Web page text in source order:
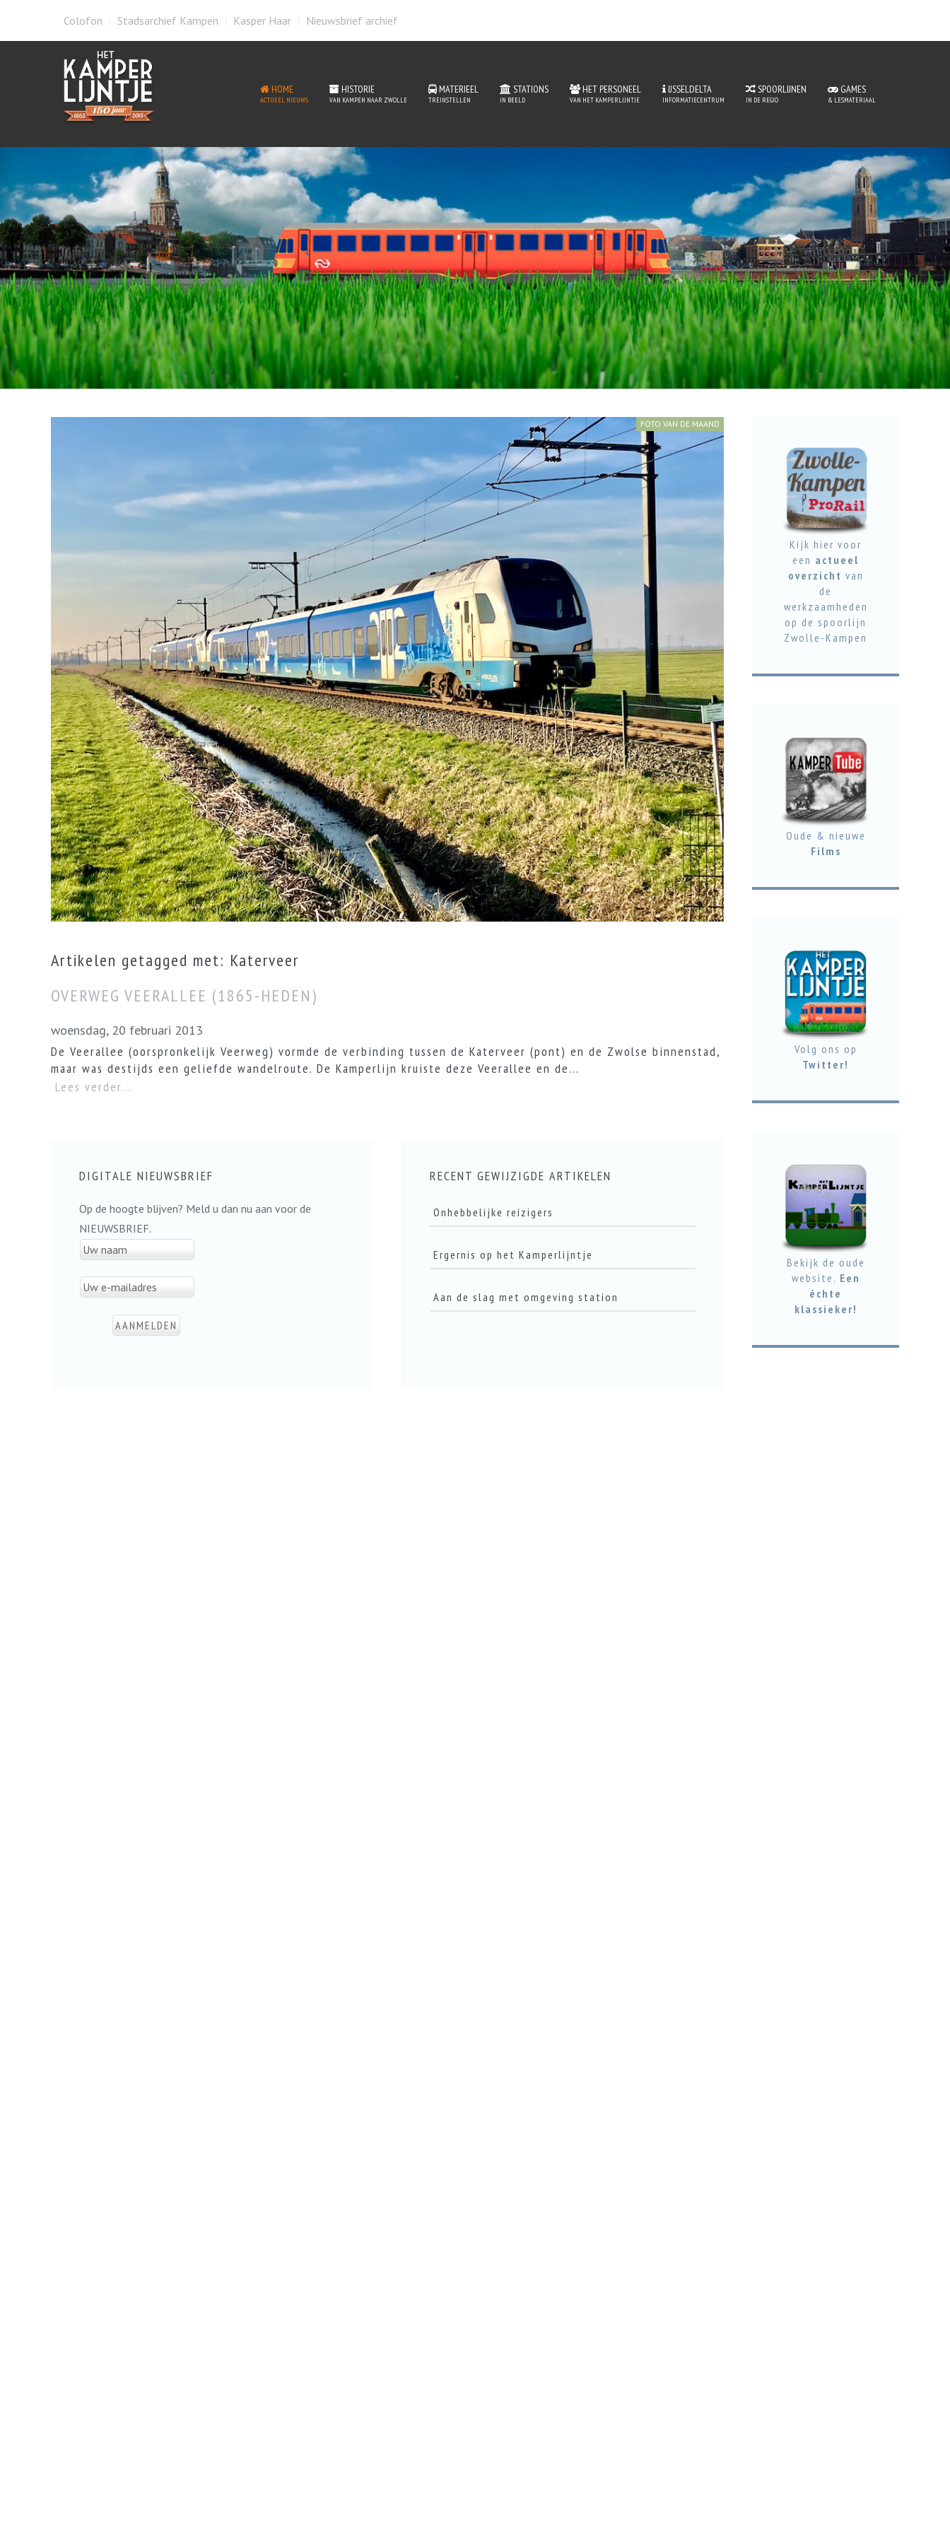
Colofon Stadsarchief Kampen Kasper Haar Nieuwsbrief archief
HOME
ACTUEEL NIEUWS
HISTORIE
VAN KAMPEN NAAR ZWOLLE
MATERIEEL
TREINSTELLEN
STATIONS
IN BEELD
HET PERSONEEL
VAN HET KAMPERLIJNTJE
IJSSELDELTA
INFORMATIECENTRUM
SPOORLIJNEN
IN DE REGIO
GAMES
& LESMATERIAAL
Welkom op de website van het KamperLijntje
MEER INFORMATIE
FOTO VAN DE MAAND
Zwolle maart 2025
Artikelen getagged met: Katerveer
OVERWEG VEERALLEE (1865-HEDEN)
woensdag, 20 februari 2013
De Veerallee (oorspronkelijk Veerweg) vormde de verbinding tussen de Katerveer (pont) en de Zwolse binnenstad,
maar was destijds een geliefde wandelroute. De Kamperlijn kruiste deze Veerallee en de...
Lees verder...
DIGITALE NIEUWSBRIEF
Op de hoogte blijven? Meld u dan nu aan voor de
NIEUWSBRIEF.
RECENT GEWIJZIGDE ARTIKELEN
Onhebbelijke reizigers
LEES DIT ARTIKEL
Ergernis op het Kamperlijntje
LEES DIT ARTIKEL
Aan de slag met omgeving station
Kijk hier voor
een actueel
overzicht van
de
werkzaamheden
op de spoorlijn
Zwolle-Kampen
Oude & nieuwe
Films
Volg ons op
Twitter!
Bekijk de oude
website. Een
échte
klassieker!